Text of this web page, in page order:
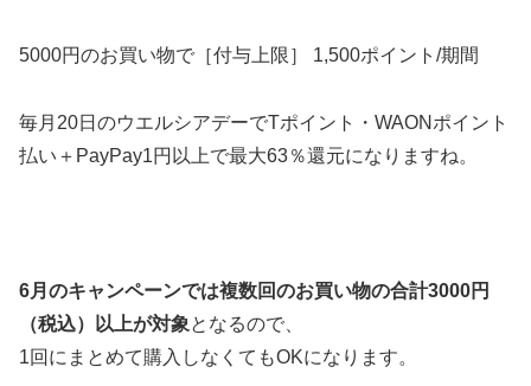
5000円のお買い物で［付与上限］ 1,500ポイント/期間
毎月20日のウエルシアデーでTポイント・ WAON ポイント
払い＋PayPay1円以上で最大63％還元になりますね。
6月のキャンペーンでは複数回のお買い物の合計3000円
（税込）以上が対象となるので、
1回にまとめて購入しなくてもOKになります。